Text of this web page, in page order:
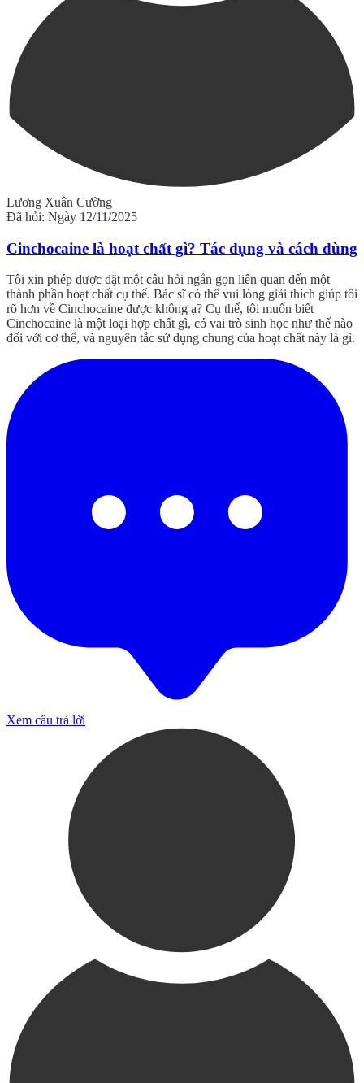
Lương Xuân Cường
Đã hỏi: Ngày 12/11/2025
Cinchocaine là hoạt chất gì? Tác dụng và cách dùng
Tôi xin phép được đặt một câu hỏi ngắn gọn liên quan đến một
thành phần hoạt chất cụ thể. Bác sĩ có thể vui lòng giải thích giúp tôi
rõ hơn về Cinchocaine được không ạ? Cụ thể, tôi muốn biết
Cinchocaine là một loại hợp chất gì, có vai trò sinh học như thế nào
đối với cơ thể, và nguyên tắc sử dụng chung của hoạt chất này là gì.
Xem câu trả lời